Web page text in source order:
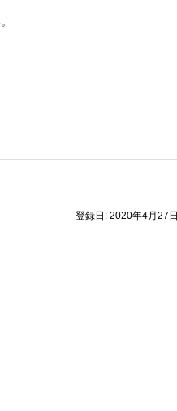
登録日: 2020年4月27日